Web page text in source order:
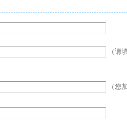
（请
（您